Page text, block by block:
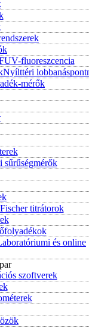
UV-fluoreszcencia
Nyílttéri
mérők
sűrűségmérők
titrátorok
és online
szoftverek